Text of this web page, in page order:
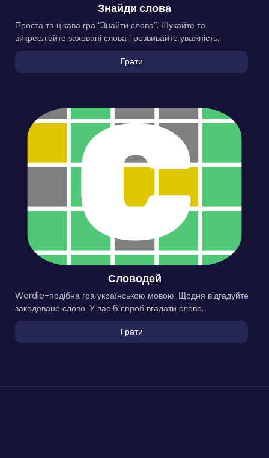
Знайди слова
Проста та цікава гра “Знайти слова”. Шукайте та
викреслюйте заховані слова і розвивайте уважність.
Грати
Словодей
Wordle-подібна гра українською мовою. Щодня відгадуйте
закодоване слово. У вас 6 спроб вгадати слово.
Грати